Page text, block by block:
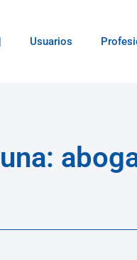
| Usuarios